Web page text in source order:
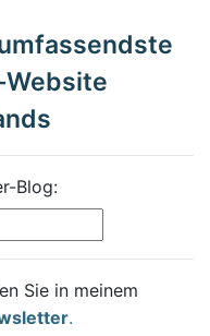
Blog:
Sie in meinem
.